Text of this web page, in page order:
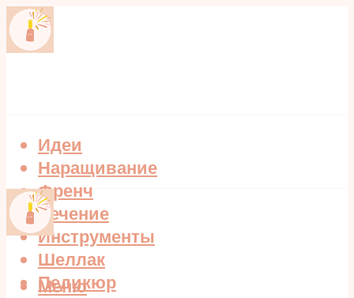
Идеи
Наращивание
Френч
Лечение
Инструменты
Шеллак
Педикюр
Меню